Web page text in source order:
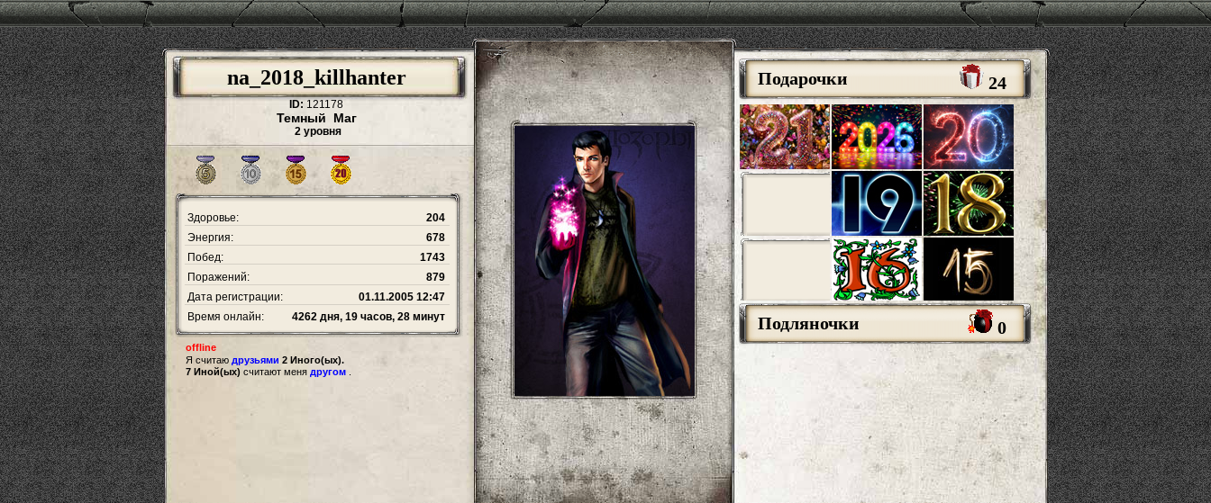
na_2018_killhanter
ID: 121178
Темный Маг
2 уровня
Здоровье:
204
Энергия:
678
Побед:
1743
Поражений:
879
Дата регистрации:
01.11.2005 12:47
Время онлайн:
4262 дня, 19 часов, 28 минут
offline
Я считаю друзьями 2 Иного(ых).
7 Иной(ых) считают меня другом
Подарочки 24
Подляночки 0